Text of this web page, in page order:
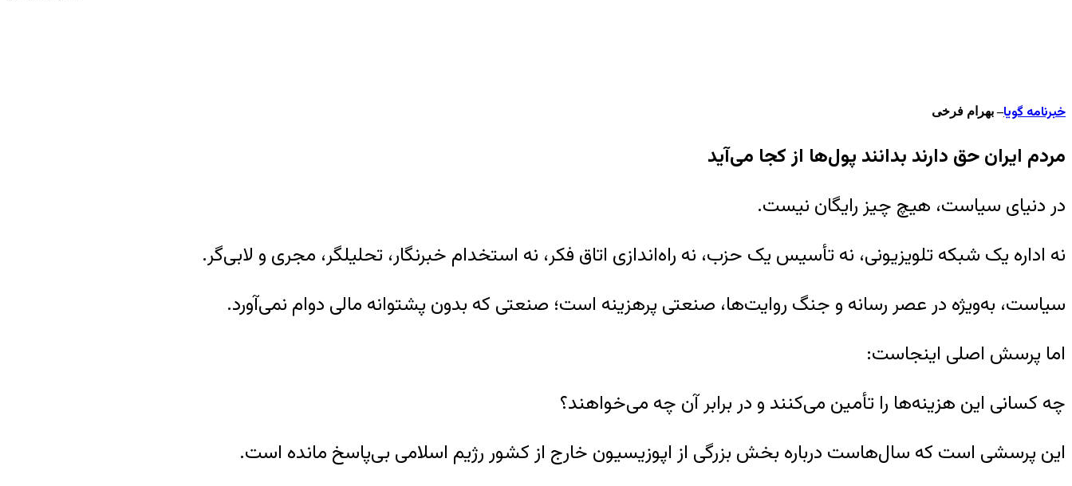
خبرنامه گویا– بهرام فرخی
مردم ایران حق دارند بدانند پول‌ها از کجا می‌آید
در دنیای سیاست، هیچ چیز رایگان نیست.
نه اداره یک شبکه تلویزیونی، نه تأسیس یک حزب، نه راه‌اندازی اتاق فکر، نه استخدام خبرنگار، تحلیلگر، مجری و لابی‌گر.
سیاست، به‌ویژه در عصر رسانه و جنگ روایت‌ها، صنعتی پرهزینه است؛ صنعتی که بدون پشتوانه مالی دوام نمی‌آورد.
اما پرسش اصلی اینجاست:
چه کسانی این هزینه‌ها را تأمین می‌کنند و در برابر آن چه می‌خواهند؟
این پرسشی است که سال‌هاست درباره بخش بزرگی از اپوزیسیون خارج از کشور رژیم اسلامی بی‌پاسخ مانده است.